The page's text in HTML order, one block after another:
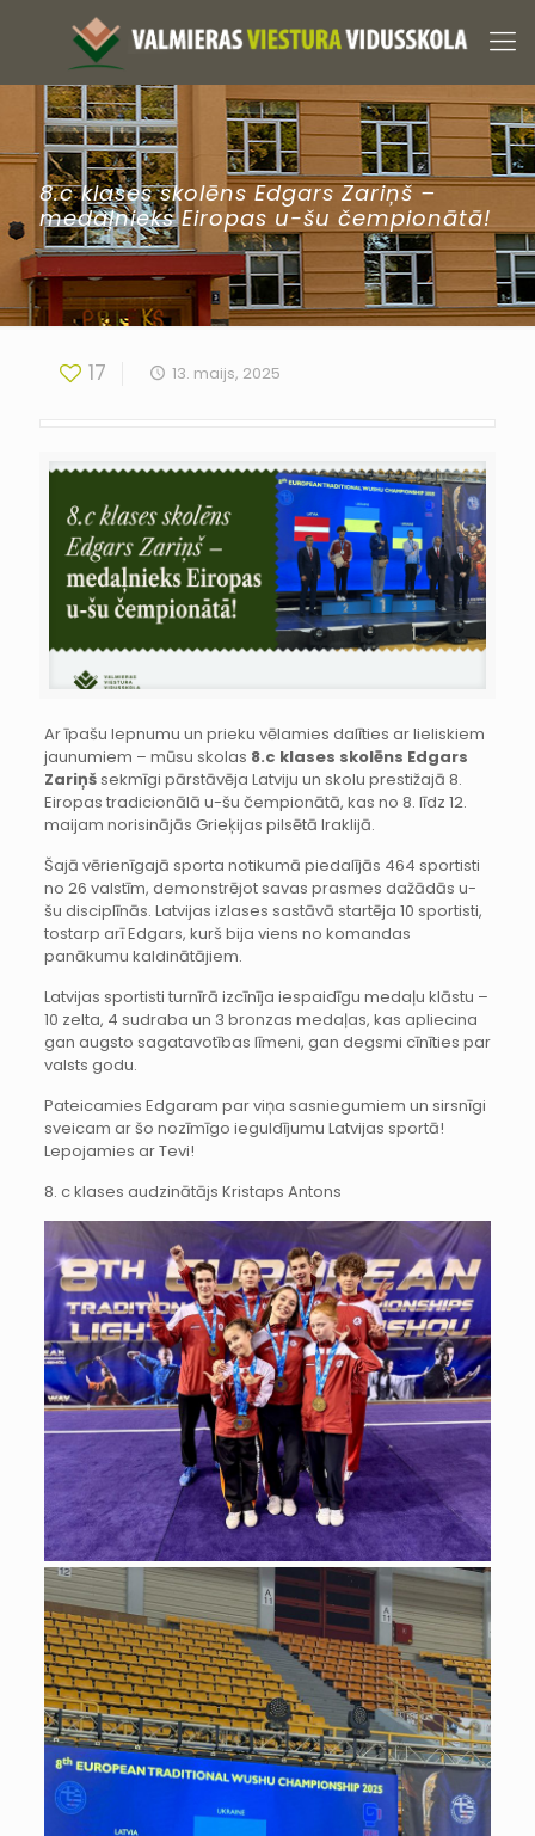
8.c klases skolēns Edgars Zariņš –
medaļnieks Eiropas u-šu čempionātā!
17 13. maijs, 2025
Ar īpašu lepnumu un prieku vēlamies dalīties ar lieliskiem
jaunumiem – mūsu skolas 8.c klases skolēns Edgars
Zariņšsekmīgi pārstāvēja Latviju un skolu prestižajā 8.
Eiropas tradicionālā u-šu čempionātā, kas no 8. līdz 12.
maijam norisinājās Grieķijas pilsētā Iraklijā.
Šajā vērienīgajā sporta notikumā piedalījās 464 sportisti
no 26 valstīm, demonstrējot savas prasmes dažādās u-
šu disciplīnās. Latvijas izlases sastāvā startēja 10 sportisti,
tostarp arī Edgars, kurš bija viens no komandas
panākumu kaldinātājiem.
Latvijas sportisti turnīrā izcīnīja iespaidīgu medaļu klāstu –
10 zelta, 4 sudraba un 3 bronzas medaļas, kas apliecina
gan augsto sagatavotības līmeni, gan degsmi cīnīties par
valsts godu.
Pateicamies Edgaram par viņa sasniegumiem un sirsnīgi
sveicam ar šo nozīmīgo ieguldījumu Latvijas sportā!
Lepojamies ar Tevi!
8. c klases audzinātājs Kristaps Antons